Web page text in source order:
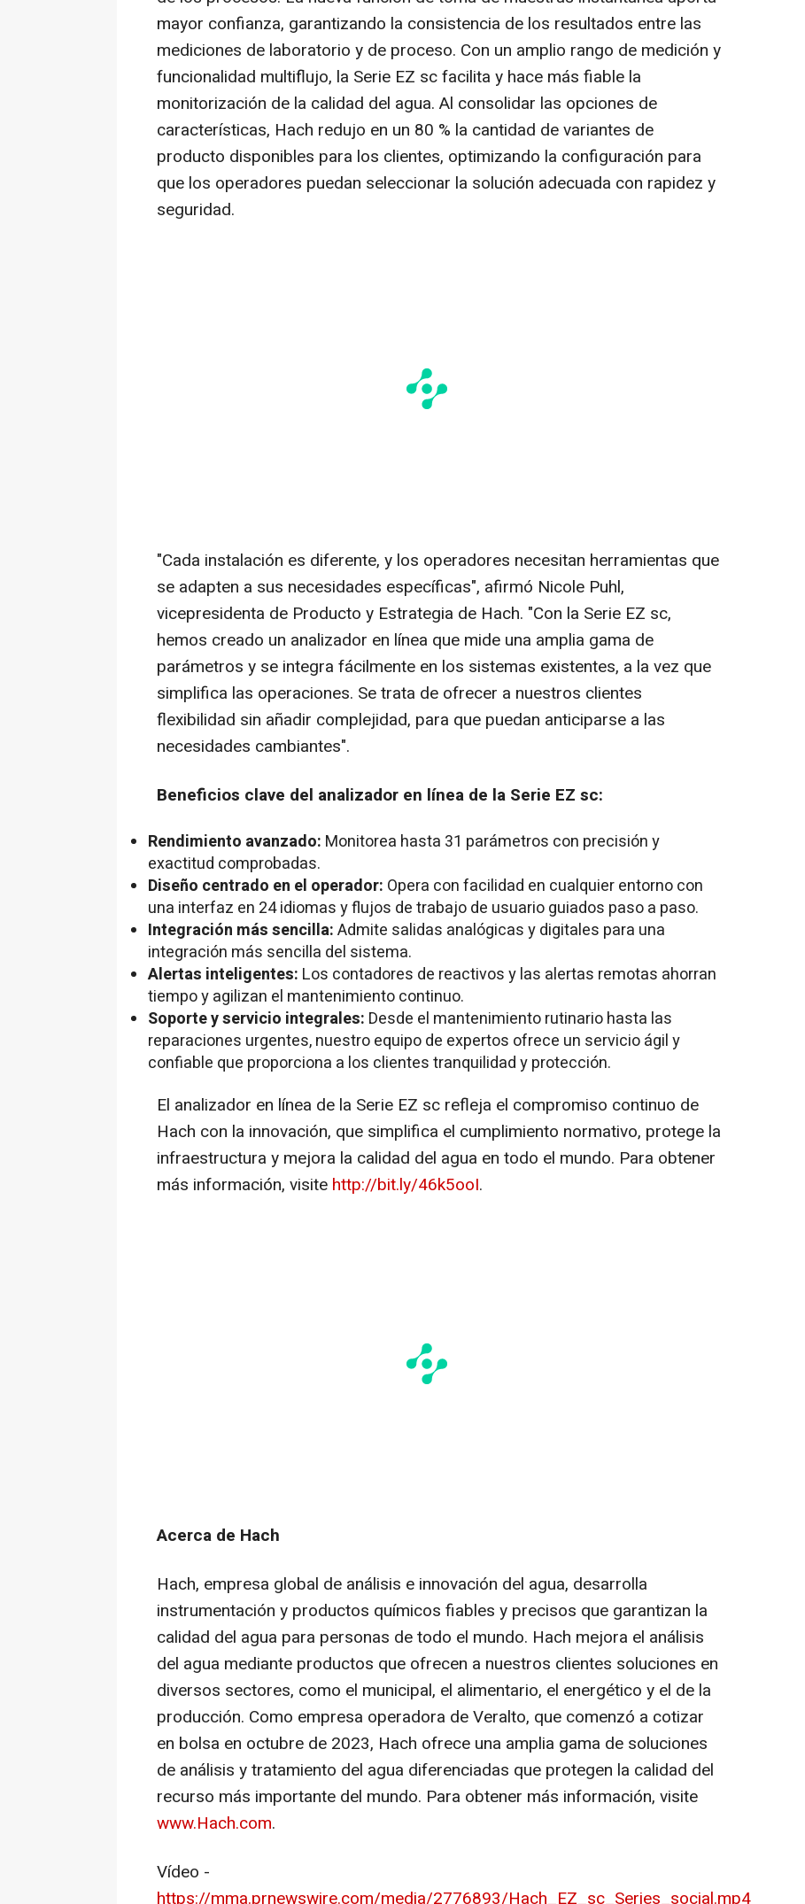
mayor confianza, garantizando la consistencia de los resultados entre las
mediciones de laboratorio y de proceso. Con un amplio rango de medición y
funcionalidad multiflujo, la Serie EZ sc facilita y hace más fiable la
monitorización de la calidad del agua. Al consolidar las opciones de
características, Hach redujo en un 80 % la cantidad de variantes de
producto disponibles para los clientes, optimizando la configuración para
que los operadores puedan seleccionar la solución adecuada con rapidez y
seguridad.
"Cada instalación es diferente, y los operadores necesitan herramientas que
se adapten a sus necesidades específicas", afirmó Nicole Puhl,
vicepresidenta de Producto y Estrategia de Hach. "Con la Serie EZ sc,
hemos creado un analizador en línea que mide una amplia gama de
parámetros y se integra fácilmente en los sistemas existentes, a la vez que
simplifica las operaciones. Se trata de ofrecer a nuestros clientes
flexibilidad sin añadir complejidad, para que puedan anticiparse a las
necesidades cambiantes".
Beneficios clave del analizador en línea de la Serie EZ sc:
Rendimiento avanzado: Monitorea hasta 31 parámetros con precisión y
exactitud comprobadas.
Diseño centrado en el operador: Opera con facilidad en cualquier entorno con
una interfaz en 24 idiomas y flujos de trabajo de usuario guiados paso a paso.
Integración más sencilla:Admite salidas analógicas y digitales para una
integración más sencilla del sistema.
Alertas inteligentes: Los contadores de reactivos y las alertas remotas ahorran
tiempo y agilizan el mantenimiento continuo.
Soporte y servicio integrales: Desde el mantenimiento rutinario hasta las
reparaciones urgentes, nuestro equipo de expertos ofrece un servicio ágil y
confiable que proporciona a los clientes tranquilidad y protección.
El analizador en línea de la Serie EZ sc refleja el compromiso continuo de
Hach con la innovación, que simplifica el cumplimiento normativo, protege la
infraestructura y mejora la calidad del agua en todo el mundo. Para obtener
más información, visite http://bit.ly/46k5ooI.
Acerca de Hach
Hach, empresa global de análisis e innovación del agua, desarrolla
instrumentación y productos químicos fiables y precisos que garantizan la
calidad del agua para personas de todo el mundo. Hach mejora el análisis
del agua mediante productos que ofrecen a nuestros clientes soluciones en
diversos sectores, como el municipal, el alimentario, el energético y el de la
producción. Como empresa operadora de Veralto, que comenzó a cotizar
en bolsa en octubre de 2023, Hach ofrece una amplia gama de soluciones
de análisis y tratamiento del agua diferenciadas que protegen la calidad del
recurso más importante del mundo. Para obtener más información, visite
www.Hach.com.
Vídeo -
https://mma.prnewswire.com/media/2776893/Hach_EZ_sc_Series_social.mp4